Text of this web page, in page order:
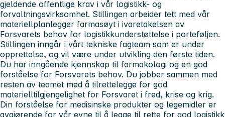
gjeldende offentlige krav i vår logistikk- og
forvaltningsvirksomhet. Stillingen arbeider tett med vår
materiellplanlegger farmasøyt i ivaretakelsen av
Forsvarets behov for logistikkunderstøttelse i porteføljen.
Stillingen inngår i vårt tekniske fagteam som er under
opprettelse, og vil være under utvikling den første tiden.
Du har inngående kjennskap til farmakologi og en god
forståelse for Forsvarets behov. Du jobber sammen med
resten av teamet med å tilrettelegge for god
materielltilgjengelighet for Forsvaret i fred, krise og krig.
Din forståelse for medisinske produkter og legemidler er
avgjørende for vår evne til å legge til rette for god logistikk